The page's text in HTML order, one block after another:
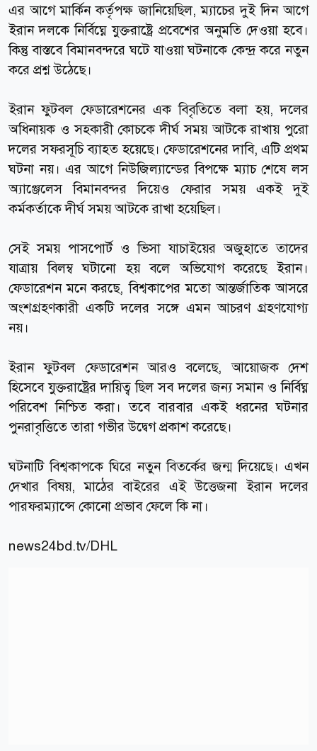
এর আগে মার্কিন কর্তৃপক্ষ জানিয়েছিল, ম্যাচের দুই দিন আগে
ইরান দলকে নির্বিঘ্নে যুক্তরাষ্ট্রে প্রবেশের অনুমতি দেওয়া হবে।
কিন্তু বাস্তবে বিমানবন্দরে ঘটে যাওয়া ঘটনাকে কেন্দ্র করে নতুন
করে প্রশ্ন উঠেছে।
ইরান ফুটবল ফেডারেশনের এক বিবৃতিতে বলা হয়, দলের
অধিনায়ক ও সহকারী কোচকে দীর্ঘ সময় আটকে রাখায় পুরো
দলের সফরসূচি ব্যাহত হয়েছে। ফেডারেশনের দাবি, এটি প্রথম
ঘটনা নয়। এর আগে নিউজিল্যান্ডের বিপক্ষে ম্যাচ শেষে লস
অ্যাঞ্জেলেস বিমানবন্দর দিয়েও ফেরার সময় একই দুই
কর্মকর্তাকে দীর্ঘ সময় আটকে রাখা হয়েছিল।
সেই সময় পাসপোর্ট ও ভিসা যাচাইয়ের অজুহাতে তাদের
যাত্রায় বিলম্ব ঘটানো হয় বলে অভিযোগ করেছে ইরান।
ফেডারেশন মনে করছে, বিশ্বকাপের মতো আন্তর্জাতিক আসরে
অংশগ্রহণকারী একটি দলের সঙ্গে এমন আচরণ গ্রহণযোগ্য
নয়।
ইরান ফুটবল ফেডারেশন আরও বলেছে, আয়োজক দেশ
হিসেবে যুক্তরাষ্ট্রের দায়িত্ব ছিল সব দলের জন্য সমান ও নির্বিঘ্ন
পরিবেশ নিশ্চিত করা। তবে বারবার একই ধরনের ঘটনার
পুনরাবৃত্তিতে তারা গভীর উদ্বেগ প্রকাশ করেছে।
ঘটনাটি বিশ্বকাপকে ঘিরে নতুন বিতর্কের জন্ম দিয়েছে। এখন
দেখার বিষয়, মাঠের বাইরের এই উত্তেজনা ইরান দলের
পারফরম্যান্সে কোনো প্রভাব ফেলে কি না।
news24bd.tv/DHL